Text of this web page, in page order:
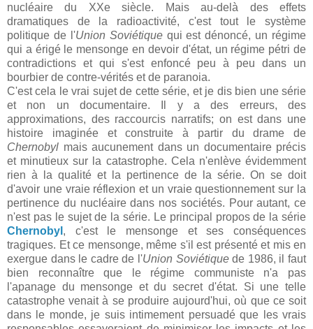
nucléaire du XXe siècle. Mais au-delà des effets
dramatiques de la radioactivité, c'est tout le système
politique de l'Union Soviétiquequi est dénoncé, un régime
qui a érigé le mensonge en devoir d'état, un régime pétri de
contradictions et qui s'est enfoncé peu à peu dans un
bourbier de contre-vérités et de paranoia.
C'est cela le vrai sujet de cette série, et je dis bien une série
et non un documentaire. Il y a des erreurs, des
approximations, des raccourcis narratifs; on est dans une
histoire imaginée et construite à partir du drame de
Chernobyl mais aucunement dans un documentaire précis
et minutieux sur la catastrophe. Cela n'enlève évidemment
rien à la qualité et la pertinence de la série. On se doit
d'avoir une vraie réflexion et un vraie questionnement sur la
pertinence du nucléaire dans nos sociétés. Pour autant, ce
n'est pas le sujet de la série. Le principal propos de la série
Chernobyl , c'est le mensonge et ses conséquences
tragiques. Et ce mensonge, même s'il est présenté et mis en
exergue dans le cadre de l'Union Soviétiquede 1986, il faut
bien reconnaître que le régime communiste n'a pas
l'apanage du mensonge et du secret d'état. Si une telle
catastrophe venait à se produire aujourd'hui, où que ce soit
dans le monde, je suis intimement persuadé que les vrais